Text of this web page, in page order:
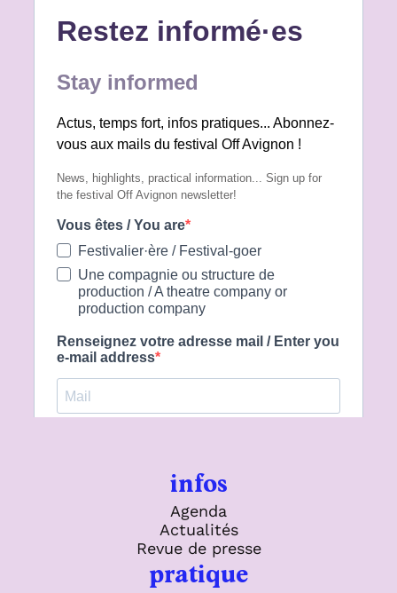
infos
Agenda
Actualités
Revue de presse
pratique